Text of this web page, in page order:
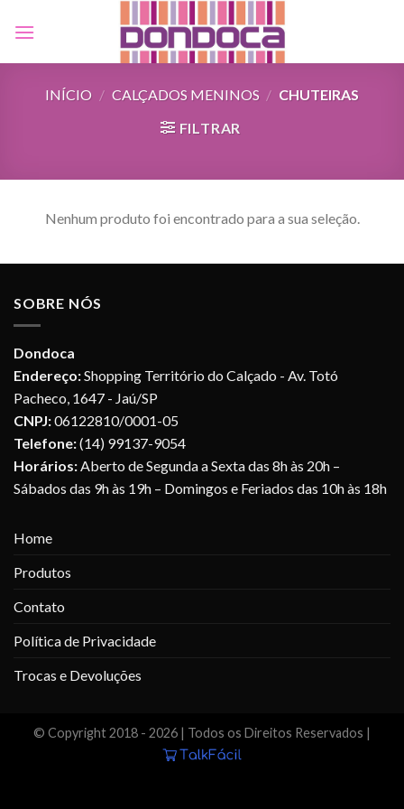
INÍCIO / CALÇADOS MENINOS / CHUTEIRAS
FILTRAR
Nenhum produto foi encontrado para a sua seleção.
SOBRE NÓS
Dondoca
Endereço:Shopping Território do Calçado - Av. Totó
Pacheco, 1647 - Jaú/SP
CNPJ:06122810/0001-05
Telefone:(14) 99137-9054
Horários: Aberto de Segunda a Sexta das 8h às 20h –
Sábados das 9h às 19h – Domingos e Feriados das 10h às 18h
Home
Produtos
Contato
Política de Privacidade
Trocas e Devoluções
© Copyright 2018 - 2026 | Todos os Direitos Reservados |